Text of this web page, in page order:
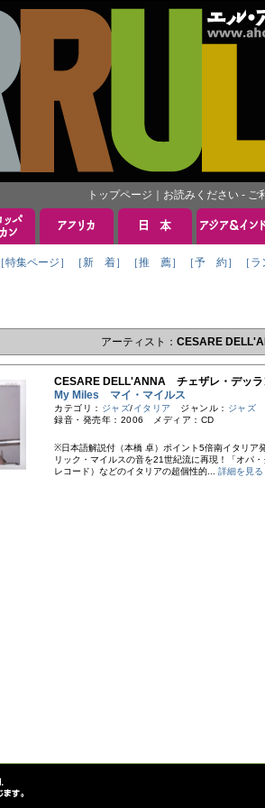
トップページ お読みください - ご
［特集ページ］ ［新 着］ ［推 薦］ ［予 約］ ［
アーティスト： CESARE
CESARE DELL'ANNA チェザレ・デッラ
My Miles マイ・マイルス
カテゴリ： ジャズ/イタリア ジャンル： ジャズ
録音・発売年：2006 メディア：CD
※日本語解説付（本橋 卓）ポイント5倍南イタリア
リック・マイルスの音を21世紀流に再現！「オパ
レコード）などのイタリアの超個性的... 詳細を見る